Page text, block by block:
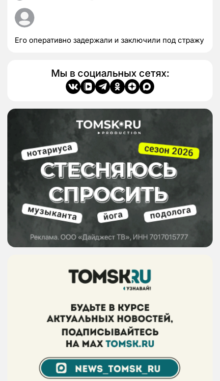
Его оперативно задержали и заключили под стражу
Мы в социальных сетях: